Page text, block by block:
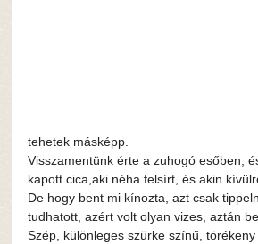
tehetek másképp.
Visszamentünk érte a zuhogó esőben,
kapott cica,aki néha felsírt, és akin
De hogy bent mi kínozta, azt csak
tudhatott, azért volt olyan vizes, aztán
Szép, különleges szürke színű,